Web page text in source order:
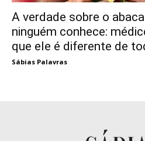
A verdade sobre o
ninguém conhece:
que ele é diferente de
Sábias Palavras